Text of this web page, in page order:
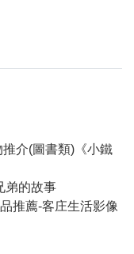
介(圖書類)《小鐵
弟的故事
推薦-客庄生活影像